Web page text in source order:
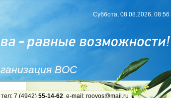
ВОС
Суббота, 08.08.2026, 08:56
тел: 7 (4942) 55-14-62, e-mail: roovos@mail.ru